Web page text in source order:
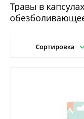
Травы в
Сортировка